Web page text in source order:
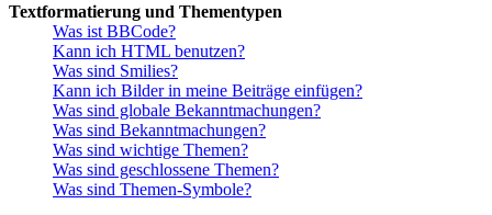
Textformatierung und Thementypen
Was ist BBCode?
Kann ich HTML benutzen?
Was sind Smilies?
Kann ich Bilder in meine Beiträge einfügen?
Was sind globale Bekanntmachungen?
Was sind Bekanntmachungen?
Was sind wichtige Themen?
Was sind geschlossene Themen?
Was sind Themen-Symbole?